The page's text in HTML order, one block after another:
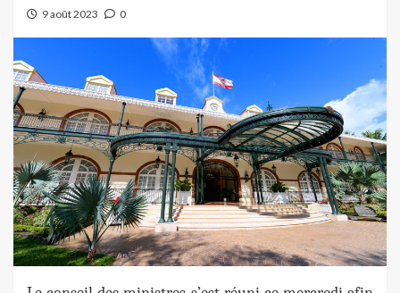
9 août 2023 0